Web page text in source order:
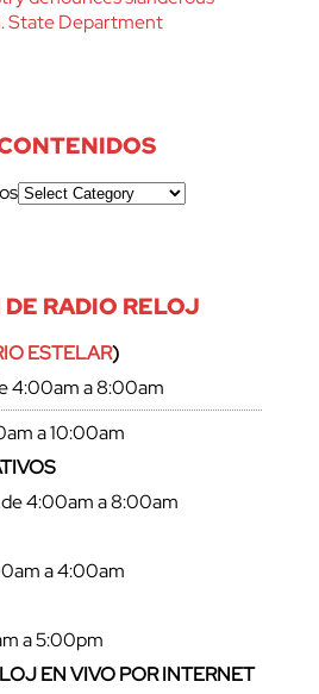
State Department
RADIO RELOJ
ESTELAR)
4:00am a 8:00am
a 10:00am
4:00am a 8:00am
a 4:00am
a 5:00pm
EN VIVO POR INTERNET